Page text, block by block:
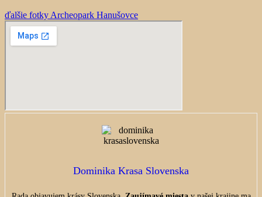
ďalšie fotky Archeopark Hanušovce
Dominika Krasa Slovenska